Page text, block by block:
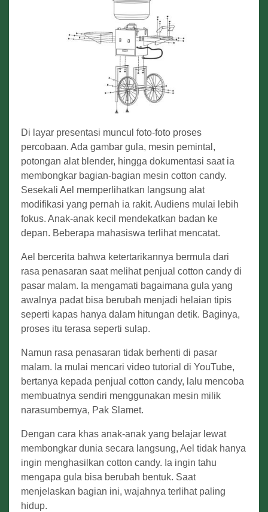
Di layar presentasi muncul foto-foto proses
percobaan. Ada gambar gula, mesin pemintal,
potongan alat blender, hingga dokumentasi saat ia
membongkar bagian-bagian mesin cotton candy.
Sesekali Ael memperlihatkan langsung alat
modifikasi yang pernah ia rakit. Audiens mulai lebih
fokus. Anak-anak kecil mendekatkan badan ke
depan. Beberapa mahasiswa terlihat mencatat.
Ael bercerita bahwa ketertarikannya bermula dari
rasa penasaran saat melihat penjual cotton candy di
pasar malam. Ia mengamati bagaimana gula yang
awalnya padat bisa berubah menjadi helaian tipis
seperti kapas hanya dalam hitungan detik. Baginya,
proses itu terasa seperti sulap.
Namun rasa penasaran tidak berhenti di pasar
malam. Ia mulai mencari video tutorial di YouTube,
bertanya kepada penjual cotton candy, lalu mencoba
membuatnya sendiri menggunakan mesin milik
narasumbernya, Pak Slamet.
Dengan cara khas anak-anak yang belajar lewat
membongkar dunia secara langsung, Ael tidak hanya
ingin menghasilkan cotton candy. Ia ingin tahu
mengapa gula bisa berubah bentuk. Saat
menjelaskan bagian ini, wajahnya terlihat paling
hidup.